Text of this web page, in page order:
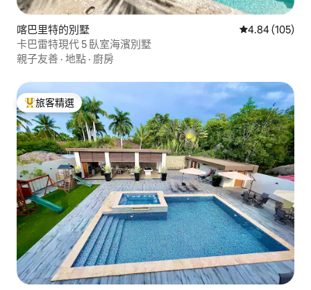
喀巴里特的別墅 從 105 則評價
4.84 (105)
卡巴雷特現代 5 臥室海濱別墅
親子友善 · 地點 · 廚房
旅客精選榜首
旅客精選